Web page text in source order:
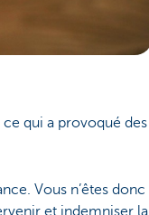
qui a provoqué des
Vous n’êtes donc
et indemniser la